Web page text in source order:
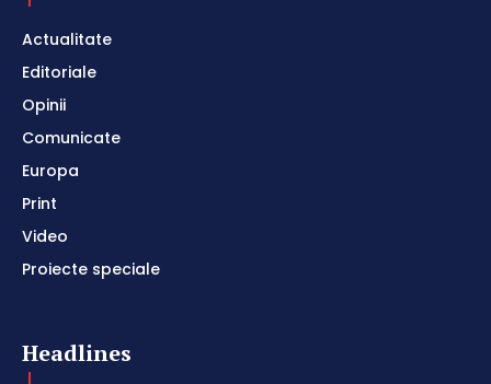
Actualitate
Editoriale
Opinii
Comunicate
Europa
Print
Video
Proiecte speciale
Headlines